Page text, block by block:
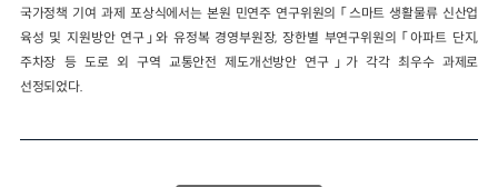
국가정책 기여 과제 포상식에서는 본원 민연주 연구위원의 「스마트 생활물류 신산업
육성 및 지원방안 연구」와 유정복 경영부원장, 장한별 부연구위원의 「아파트 단지,
주차장 등 도로 외 구역 교통안전 제도개선방안 연구」가 각각 최우수 과제로
선정되었다.